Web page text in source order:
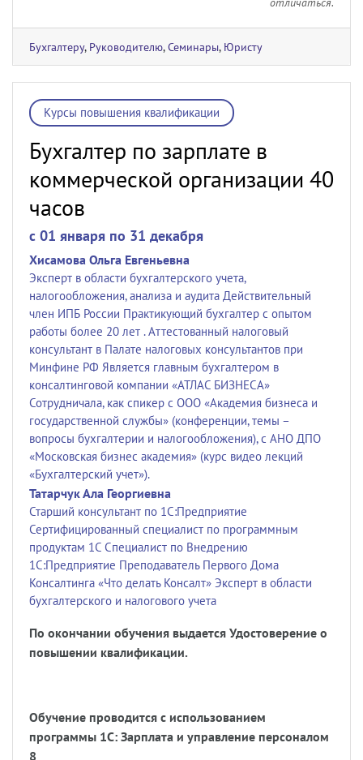
Бухгалтеру, Руководителю,Семинары, Юристу
Курсы повышения квалификации
Бухгалтер по зарплате в
коммерческой организации 40
часов
c 01 января по 31 декабря
Хисамова Ольга Евгеньевна
Эксперт в области бухгалтерского учета,
налогообложения, анализа и аудита Действительный
член ИПБ России Практикующий бухгалтер с опытом
работы более 20 лет . Аттестованный налоговый
консультант в Палате налоговых консультантов при
Минфине РФ Является главным бухгалтером в
консалтинговой компании «АТЛАС БИЗНЕСА»
Сотрудничала, как спикер с ООО «Академия бизнеса и
государственной службы» (конференции, темы –
вопросы бухгалтерии и налогообложения), с АНО ДПО
«Московская бизнес академия» (курс видео лекций
«Бухгалтерский учет»).
Татарчук Ала Георгиевна
Старший консультант по 1С:Предприятие
Сертифицированный специалист по программным
продуктам 1С Специалист по Внедрению
1С:Предприятие Преподаватель Первого Дома
Консалтинга «Что делать Консалт» Эксперт в области
бухгалтерского и налогового учета
По окончании обучения выдается Удостоверение о
повышении квалификации.
Обучение проводится с использованием
программы 1С: Зарплата и управление персоналом
8